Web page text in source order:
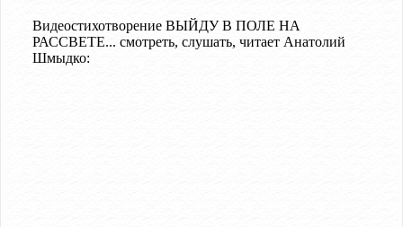
Видеостихотворение ВЫЙДУ В ПОЛЕ НА
РАССВЕТЕ... смотреть, слушать, читает Анатолий
Шмыдко: